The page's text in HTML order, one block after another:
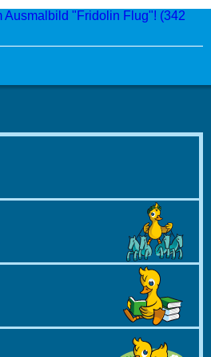
Ausmalbild "Fridolin Flug"! (342